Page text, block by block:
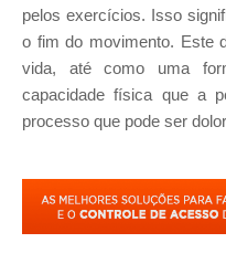
pelos exercícios. Isso
o fim do movimento. Este
vida, até como uma
capacidade física que a
processo que pode ser